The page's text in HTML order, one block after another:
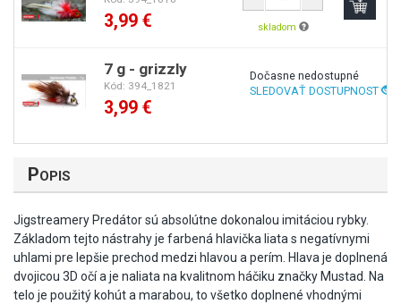
7 g - fluogreen
Kód: 394_1820 -
7 g - RH
3,99 €
Kód: 394_1821
3,99 €
SLEDOVAŤ
Popis
Jigstreamery Predátor sú absolútne dokonalou imitáciou rybky.
Základom tejto nástrahy je farbená hlavička liata s negatívnymi
uhlami pre lepšie prechod medzi hlavou a perím. Hlava je doplnená
dvojicou 3D očí a je naliata na kvalitnom háčiku značky Mustad. Na
telo je použitý kohút a marabou, to všetko doplnené vhodnými